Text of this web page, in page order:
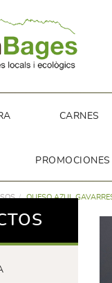
CARNES
PROMOCIONES
QUESO AZUL